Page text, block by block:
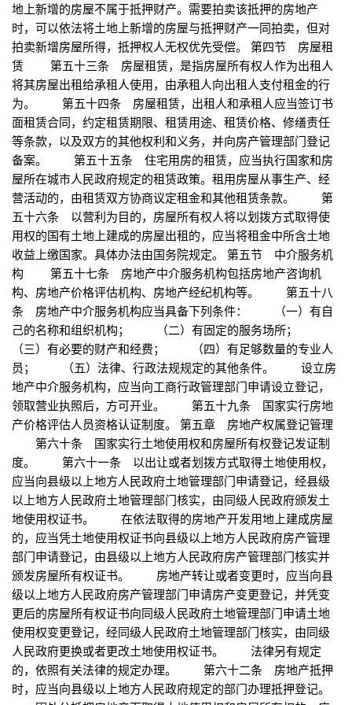
地上新增的房屋不属于抵押财产。需要拍卖该抵押的房地产
时，可以依法将土地上新增的房屋与抵押财产一同拍卖，但对
拍卖新增房屋所得，抵押权人无权优先受偿。 第四节 房屋租
赁 第五十三条 房屋租赁，是指房屋所有权人作为出租人
将其房屋出租给承租人使用，由承租人向出租人支付租金的行
为。 第五十四条 房屋租赁，出租人和承租人应当签订书
面租赁合同，约定租赁期限、租赁用途、租赁价格、修缮责任
等条款，以及双方的其他权利和义务，并向房产管理部门登记
备案。 第五十五条 住宅用房的租赁，应当执行国家和房
屋所在城市人民政府规定的租赁政策。租用房屋从事生产、经
营活动的，由租赁双方协商议定租金和其他租赁条款。 第
五十六条 以营利为目的，房屋所有权人将以划拨方式取得使
用权的国有土地上建成的房屋出租的，应当将租金中所含土地
收益上缴国家。具体办法由国务院规定。 第五节 中介服务机
构 第五十七条 房地产中介服务机构包括房地产咨询机
构、房地产价格评估机构、房地产经纪机构等。 第五十八
条 房地产中介服务机构应当具备下列条件： （一）有自
己的名称和组织机构； （二）有固定的服务场所；
（三）有必要的财产和经费； （四）有足够数量的专业人
员； （五）法律、行政法规规定的其他条件。 设立房
地产中介服务机构，应当向工商行政管理部门申请设立登记，
领取营业执照后，方可开业。 第五十九条 国家实行房地
产价格评估人员资格认证制度。 第五章 房地产权属登记管理
第六十条 国家实行土地使用权和房屋所有权登记发证制
度。 第六十一条 以出让或者划拨方式取得土地使用权，
应当向县级以上地方人民政府土地管理部门申请登记，经县级
以上地方人民政府土地管理部门核实，由同级人民政府颁发土
地使用权证书。 在依法取得的房地产开发用地上建成房屋
的，应当凭土地使用权证书向县级以上地方人民政府房产管理
部门申请登记，由县级以上地方人民政府房产管理部门核实并
颁发房屋所有权证书。 房地产转让或者变更时，应当向县
级以上地方人民政府房产管理部门申请房产变更登记，并凭变
更后的房屋所有权证书向同级人民政府土地管理部门申请土地
使用权变更登记，经同级人民政府土地管理部门核实，由同级
人民政府更换或者更改土地使用权证书。 法律另有规定
的，依照有关法律的规定办理。 第六十二条 房地产抵押
时，应当向县级以上地方人民政府规定的部门办理抵押登记。